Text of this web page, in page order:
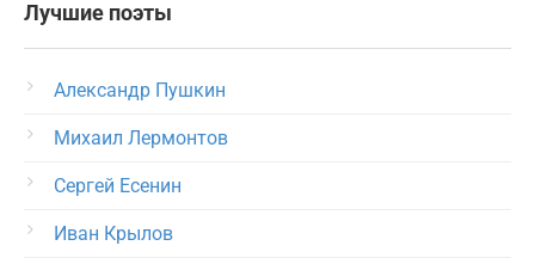
Лучшие поэты
Александр Пушкин
Михаил Лермонтов
Сергей Есенин
Иван Крылов